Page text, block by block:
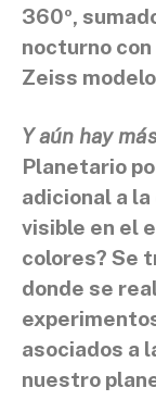
360º,
nocturno
Zeiss
Y aún hay
Planetario
adicional a
visible en el
colores? Se
donde se
asociados a
nuestro